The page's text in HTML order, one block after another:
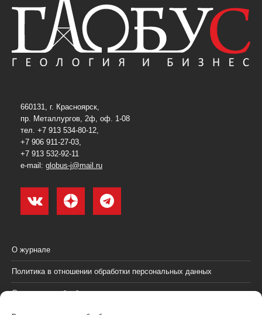
660131, г. Красноярск,
пр. Металлургов, 2ф, оф. 1-08
тел. +7 913 534-80-12,
+7 906 911-27-03,
+7 913 532-92-11
e-mail: globus-j@mail.ru
О журнале
Политика в отношении обработки персональных данных
Согласие на обработку персональных данных